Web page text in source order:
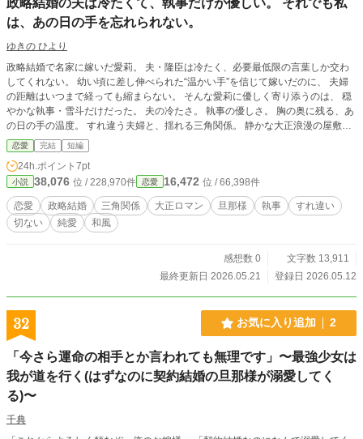
は、あの日の手を忘れられない。
ゆきの ひより
政略結婚で名家に嫁いだ愛莉。 夫・隆臣は冷たく、必要最低限の言葉しか交わ
してくれない。 幼い頃に差し伸べられた“温かい手”を信じて嫁いだのに、 夫婦
の距離はいつまで経っても縮まらない。 そんな愛莉に優しく寄り添うのは、 穏
やかな執事・雪斗だけだった。 夫の冷たさ。 執事の優しさ。 胸の奥に残る、あ
の日の手の温度。 すれ違う夫婦と、揺れる三角関係。 静かな大正浪漫の屋敷
で、 三人の想いが少しずつ動き始める──。
恋愛 完結 短編
24h.ポイント 7pt
小説 38,076 位 / 228,970件 恋愛 16,472 位 / 66,398件
恋愛 政略結婚 三角関係 大正ロマン 旦那様 執事
すれ違い
切ない
純愛 和風
感想数 0
文字数 13,911
最終更新日 2026.05.21
登録日 2026.05.12
32 お気に入り追加 2
「今さら運命の相手とか言われても無理です」〜最強少女は
我が道を行く(はずなのに契約結婚の旦那様が溺愛してく
る)〜
千典